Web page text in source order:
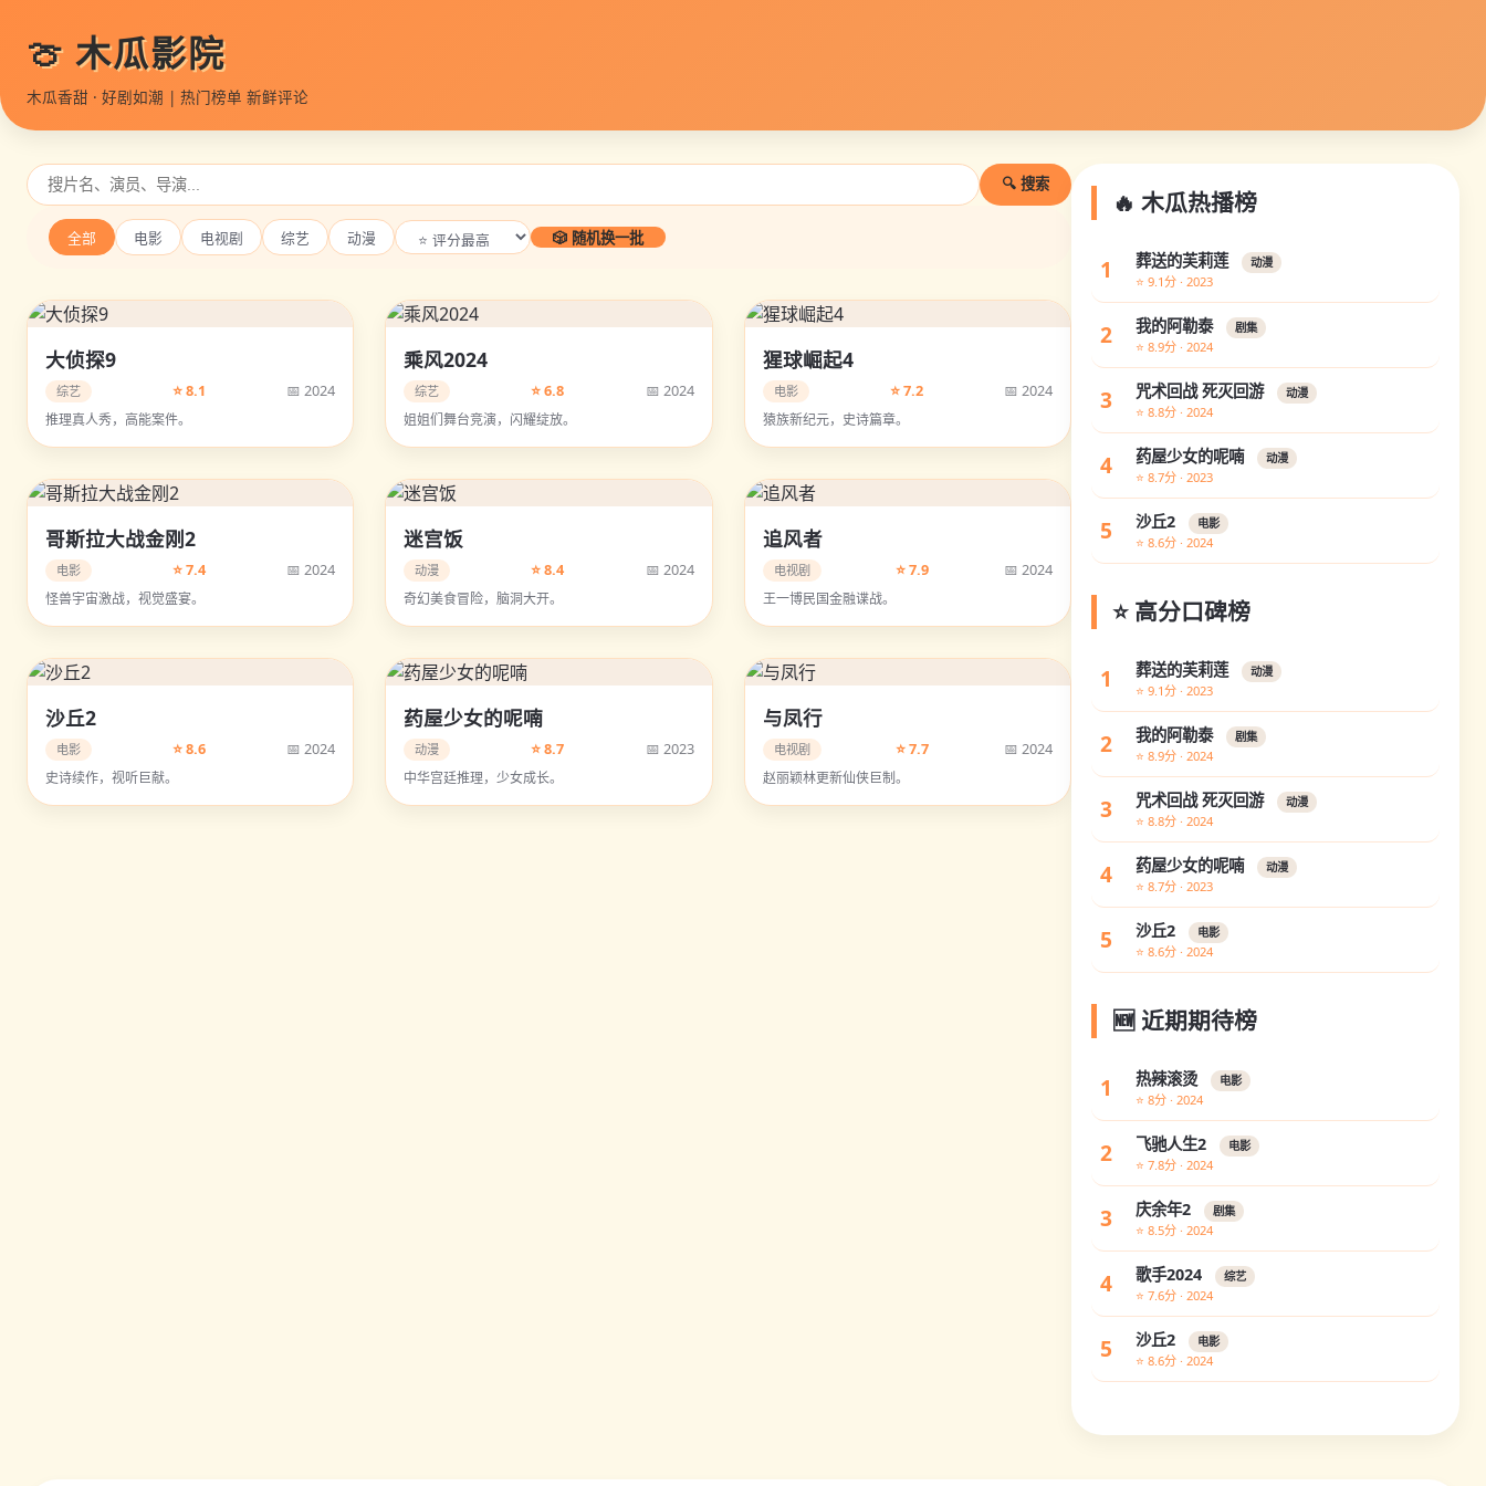
🍈 木瓜影院
木瓜香甜 · 好剧如潮 | 热门榜单 新鲜评论
🔍 搜索
全部 电影 电视剧 综艺 动漫 🎲 随机换一批
大侦探9
综艺 ⭐ 8.1 📅 2024
推理真人秀，高能案件。
乘风2024
综艺 ⭐ 6.8 📅 2024
姐姐们舞台竞演，闪耀绽放。
猩球崛起4
电影 ⭐ 7.2 📅 2024
猿族新纪元，史诗篇章。
哥斯拉大战金刚2
电影 ⭐ 7.4 📅 2024
怪兽宇宙激战，视觉盛宴。
迷宫饭
动漫 ⭐ 8.4 📅 2024
奇幻美食冒险，脑洞大开。
追风者
电视剧 ⭐ 7.9 📅 2024
王一博民国金融谍战。
沙丘2
电影 ⭐ 8.6 📅 2024
史诗续作，视听巨献。
药屋少女的呢喃
动漫 ⭐ 8.7 📅 2023
中华宫廷推理，少女成长。
与凤行
电视剧 ⭐ 7.7 📅 2024
赵丽颖林更新仙侠巨制。
🔥 木瓜热播榜
1 葬送的芙莉莲 动漫
⭐ 9.1分 · 2023
2 我的阿勒泰 剧集
⭐ 8.9分 · 2024
3 咒术回战 死灭回游 动漫
⭐ 8.8分 · 2024
4 药屋少女的呢喃 动漫
⭐ 8.7分 · 2023
5 沙丘2 电影
⭐ 8.6分 · 2024
⭐ 高分口碑榜
1 葬送的芙莉莲 动漫
⭐ 9.1分 · 2023
2 我的阿勒泰 剧集
⭐ 8.9分 · 2024
3 咒术回战 死灭回游 动漫
⭐ 8.8分 · 2024
4 药屋少女的呢喃 动漫
⭐ 8.7分 · 2023
5 沙丘2 电影
⭐ 8.6分 · 2024
🆕 近期期待榜
1 热辣滚烫 电影
⭐ 8分 · 2024
2 飞驰人生2 电影
⭐ 7.8分 · 2024
3 庆余年2 剧集
⭐ 8.5分 · 2024
4 歌手2024 综艺
⭐ 7.6分 · 2024
5 沙丘2 电影
⭐ 8.6分 · 2024